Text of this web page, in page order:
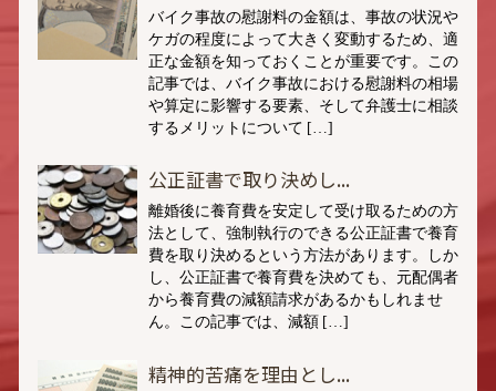
バイク事故の慰謝料の金額は、事故の状況や
ケガの程度によって大きく変動するため、適
正な金額を知っておくことが重要です。この
記事では、バイク事故における慰謝料の相場
や算定に影響する要素、そして弁護士に相談
するメリットについて […]
公正証書で取り決めし...
離婚後に養育費を安定して受け取るための方
法として、強制執行のできる公正証書で養育
費を取り決めるという方法があります。しか
し、公正証書で養育費を決めても、元配偶者
から養育費の減額請求があるかもしれませ
ん。この記事では、減額 […]
精神的苦痛を理由とし...